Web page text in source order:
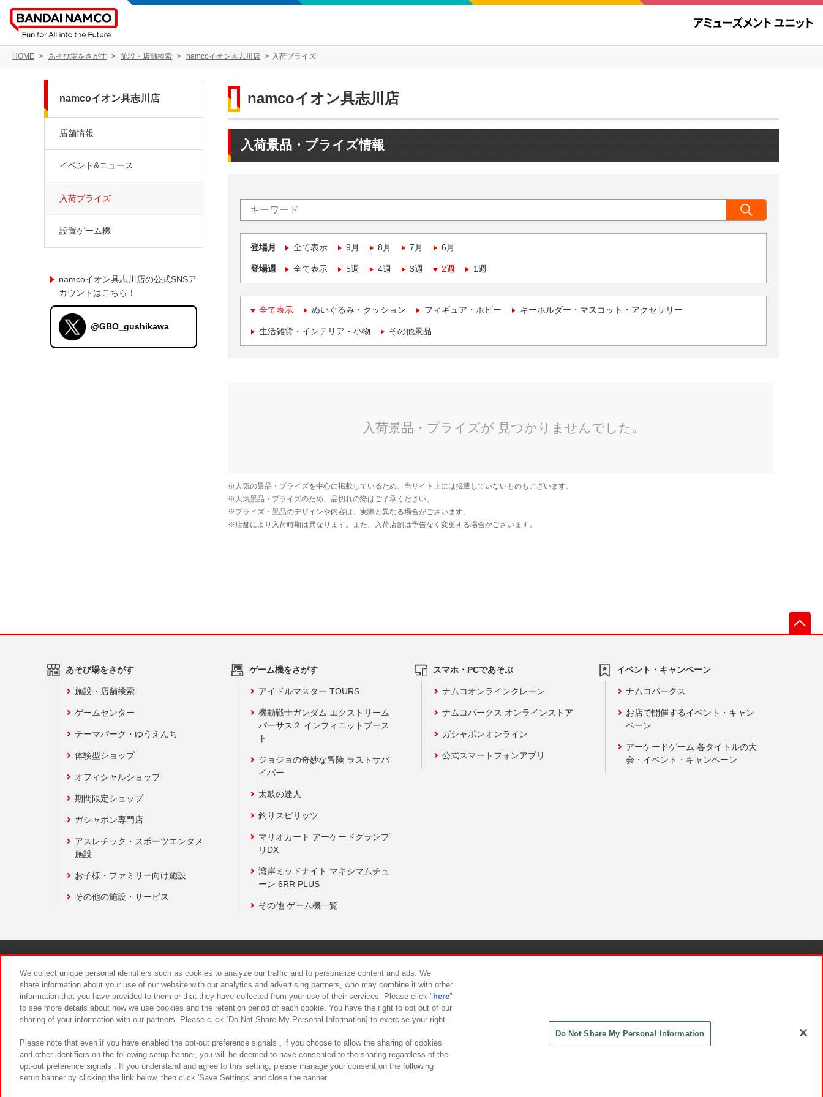
HOME あそび場をさがす 施設・店舗検索 namcoイオン具志川店 入荷プライズ
namcoイオン具志川店
入荷景品・プライズ情報
登場月 全て表示 9月 8月 7月 6月
登場週 全て表示 5週 4週 3週 2週 1週
全て表示 ぬいぐるみ・クッション フィギュア・ホビー キーホルダー・マスコット・アクセサリー
生活雑貨・インテリア・小物 その他景品
namcoイオン具志川店
店舗情報
イベント&ニュース
入荷プライズ
設置ゲーム機
namcoイオン具志川店の公式SNSア
カウントはこちら！
@GBO_gushikawa
あそび場をさがす
施設・店舗検索
ゲームセンター
テーマパーク・ゆうえんち
体験型ショップ
オフィシャルショップ
期間限定ショップ
ガシャポン専門店
アスレチック・スポーツエンタメ
施設
お子様・ファミリー向け施設
その他の施設・サービス
ゲーム機をさがす
アイドルマスター TOURS
機動戦士ガンダム エクストリーム
バーサス２ インフィニットブース
ト
ジョジョの奇妙な冒険 ラストサバ
イバー
太鼓の達人
釣りスピリッツ
マリオカート アーケードグランプ
リDX
湾岸ミッドナイト マキシマムチュ
ーン 6RR PLUS
その他 ゲーム機一覧
スマホ・PCであそぶ
ナムコオンラインクレーン
ナムコパークス オンラインストア
ガシャポンオンライン
公式スマートフォンアプリ
イベント・キャンペーン
ナムコパークス
お店で開催するイベント・キャン
ペーン
アーケードゲーム 各タイトルの大
会・イベント・キャンペーン
食品のご提供について カスタマーハラスメント対応方針
We collect unique personal identifiers such as cookies to analyze our traffic and to personalize content and ads. We
share information about your use of our website with our analytics and advertising partners, who may combine it with other
information that you have provided to them or that they have collected from your use of their services. Please click " here"
to see more details about how we use cookies and the retention period of each cookie. You have the right to opt out of our
sharing of your information with our partners. Please click [Do Not Share My Personal Information] to exercise your right.
Please note that even if you have enabled the opt-out preference signals , if you choose to allow the sharing of cookies
and other identifiers on the following setup banner, you will be deemed to have consented to the sharing regardless of the
opt-out preference signals . If you understand and agree to this setting, please manage your consent on the following
setup banner by clicking the link below, then click 'Save Settings' and close the banner.
Do Not Share My Personal Information